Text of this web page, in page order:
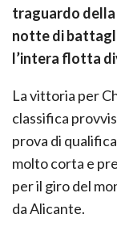
traguardo della
notte di
l’intera flotta
La vittoria per
classifica
prova di
molto corta e
per il giro del
da Alicante.